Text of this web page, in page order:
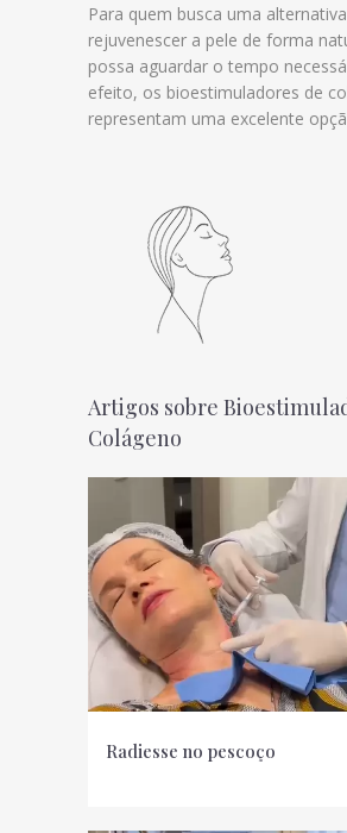
Para quem busca uma
rejuvenescer a pele de forma
possa aguardar o tempo
efeito, os bioestimuladores de
representam uma excelente
Artigos sobre
Colágeno
Radiesse no pescoço